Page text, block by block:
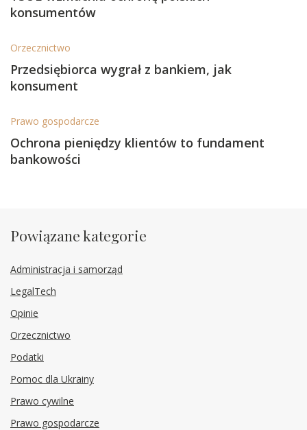
konsumentów
Orzecznictwo
Przedsiębiorca wygrał z bankiem, jak
konsument
Prawo gospodarcze
Ochrona pieniędzy klientów to fundament
bankowości
Powiązane kategorie
Administracja i samorząd
LegalTech
Opinie
Orzecznictwo
Podatki
Pomoc dla Ukrainy
Prawo cywilne
Prawo gospodarcze